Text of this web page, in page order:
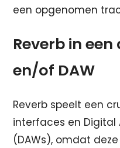
een opgenomen
Reverb in
en/of DAW
Reverb speelt een
interfaces en Digital
(DAWs), omdat